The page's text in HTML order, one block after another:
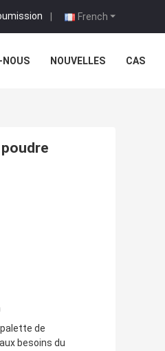
French
|
NOUVELLES CAS
de
besoins du